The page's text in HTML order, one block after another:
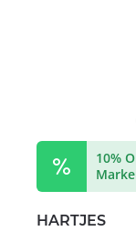
10%
HARTJES